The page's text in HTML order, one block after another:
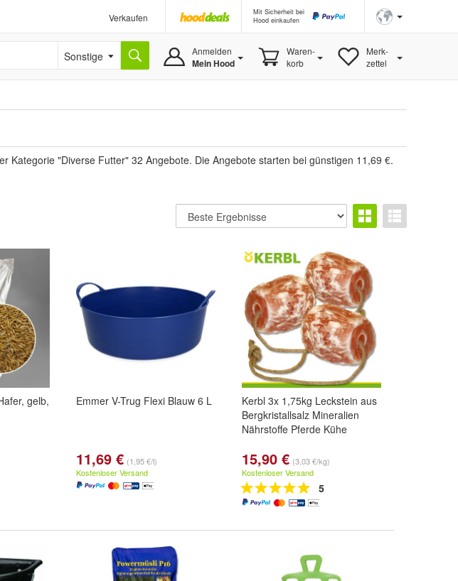
Verkaufen
Mit Sicherheit bei
Hood einkaufen
Sonstige Anmelden
Mein Hood
Waren-
korb
Merk-
zettel
Kategorie "Diverse Futter" 32 Angebote. Die Angebote starten bei günstigen 11,69 €.
gelb,
Emmer V-Trug Flexi Blauw 6 L
11,69 € (1,95 €/l)
Kostenloser Versand
Kerbl 3x 1,75kg Leckstein aus
Bergkristallsalz Mineralien
Nährstoffe Pferde Kühe
15,90 € (3,03 €/kg)
Kostenloser Versand
5